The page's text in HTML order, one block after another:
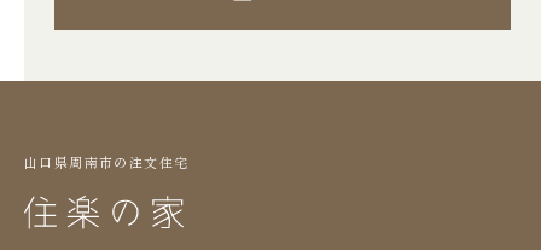
山口県周南市の注文住宅